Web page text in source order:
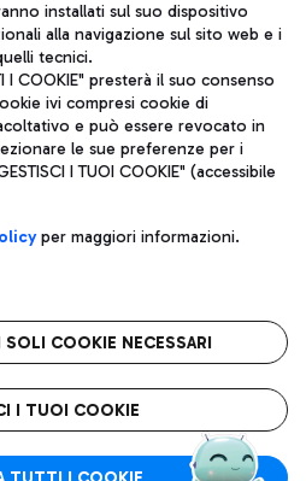
raggiungere l'aeroporto
pensieri con il servizio di taxi a
pausa gustosa in aeroporto
soggetta a direzione e
Imprese di Roma 13032990155 P.
int. vers.
1 - 00054 Fiumicino (RM)
Note legali
FCO
stellato
installati sul suo dispositivo
alla navigazione sul sito web e i
tecnici.
I COOKIE" presterà il suo consenso
ivi compresi cookie di
e può essere revocato in
le sue preferenze per i
I TUOI COOKIE" (accessibile
per maggiori informazioni.
COOKIE NECESSARI
I TUOI COOKIE